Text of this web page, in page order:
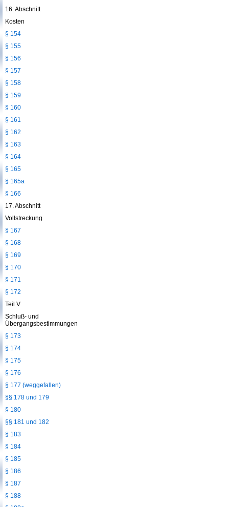
16. Abschnitt
Kosten
§ 154
§ 155
§ 156
§ 157
§ 158
§ 159
§ 160
§ 161
§ 162
§ 163
§ 164
§ 165
§ 165a
§ 166
17. Abschnitt
Vollstreckung
§ 167
§ 168
§ 169
§ 170
§ 171
§ 172
Teil V
Schluß- und
Übergangsbestimmungen
§ 173
§ 174
§ 175
§ 176
§ 177 (weggefallen)
§§ 178 und 179
§ 180
§§ 181 und 182
§ 183
§ 184
§ 185
§ 186
§ 187
§ 188